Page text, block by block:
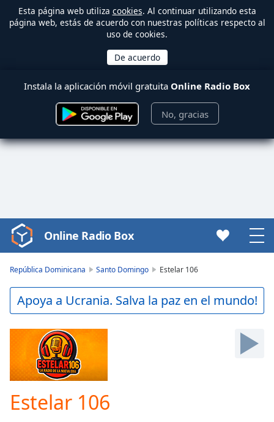
Esta página web utiliza cookies. Al continuar utilizando esta
página web, estás de acuerdo con nuestras políticas respecto al
uso de cookies.
Instala la aplicación móvil gratuita Online Radio Box
No, gracias
Video
Player
Play
Video
Backward
Forward
Mute
Current
Time0:00
Online Radio Box
República Dominicana Santo Domingo Estelar 106
Apoya a Ucrania. Salva la paz en el mundo!
Estelar 106